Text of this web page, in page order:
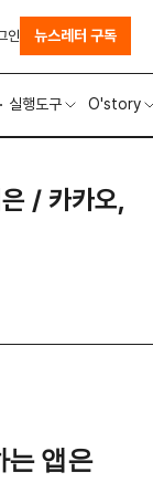
실행도구 O'story
인 뉴스레터 구독
/ 카카오,
는 앱은